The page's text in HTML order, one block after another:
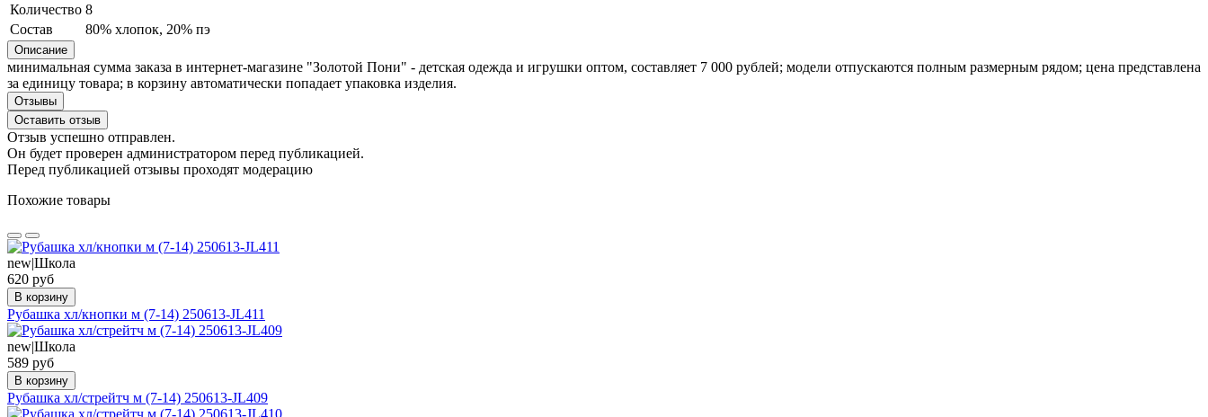
Количество 8
Состав
80% хлопок, 20% пэ
Описание
минимальная сумма заказа в интернет-магазине "Золотой Пони" - детская одежда и игрушки оптом, составляет 7 000 рублей; модели отпускаются полным размерным рядом; цена представлена
за единицу товара; в корзину автоматически попадает упаковка изделия.
Отзывы
Оставить отзыв
Отзыв успешно отправлен.
Он будет проверен администратором перед публикацией.
Перед публикацией отзывы проходят модерацию
Похожие товары
new|Школа
620 руб
В корзину
Рубашка хл/кнопки м (7-14) 250613-JL411
new|Школа
589 руб
В корзину
Рубашка хл/стрейтч м (7-14) 250613-JL409